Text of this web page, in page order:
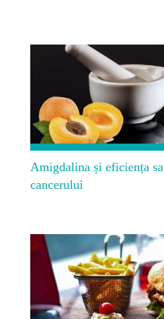
Amigdalina și eficiența
cancerului